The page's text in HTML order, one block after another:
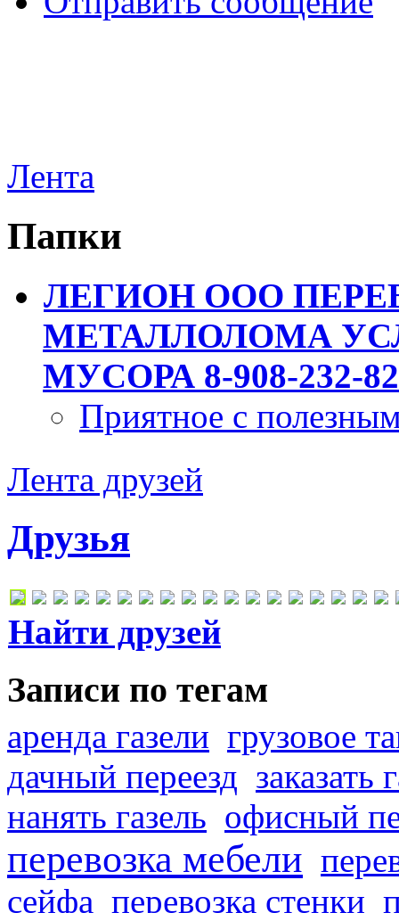
Лента
Папки
ЛЕГИОН ООО
МЕТАЛЛОЛОМА
МУСОРА 8-908-232-
Приятное с
Лента друзей
Друзья
Найти друзей
Записи по тегам
аренда газели грузовое
дачный переезд заказать
нанять газель офисный
перевозка мебели
сейфа перевозка стенки